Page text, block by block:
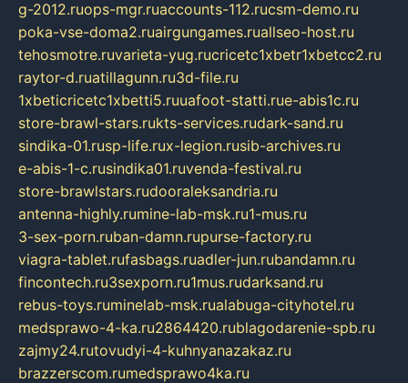
g-2012.ruops-mgr.ruaccounts-112.rucsm-demo.ru
poka-vse-doma2.ruairgungames.ruallseo-host.ru
tehosmotre.ruvarieta-yug.rucricetc1xbetr1xbetcc2.ru
raytor-d.ruatillagunn.ru3d-file.ru
1xbeticricetc1xbetti5.ruuafoot-statti.rue-abis1c.ru
store-brawl-stars.rukts-services.rudark-sand.ru
sindika-01.rusp-life.rux-legion.rusib-archives.ru
e-abis-1-c.rusindika01.ruvenda-festival.ru
store-brawlstars.rudooraleksandria.ru
antenna-highly.rumine-lab-msk.ru1-mus.ru
3-sex-porn.ruban-damn.rupurse-factory.ru
viagra-tablet.rufasbags.ruadler-jun.rubandamn.ru
fincontech.ru3sexporn.ru1mus.rudarksand.ru
rebus-toys.ruminelab-msk.rualabuga-cityhotel.ru
medsprawo-4-ka.ru2864420.rublagodarenie-spb.ru
zajmy24.rutovudyi-4-kuhnyanazakaz.ru
brazzerscom.rumedsprawo4ka.ru